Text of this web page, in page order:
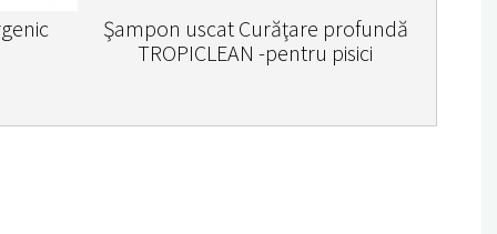
Şampon uscat Curăţare profundă
TROPICLEAN -pentru pisici